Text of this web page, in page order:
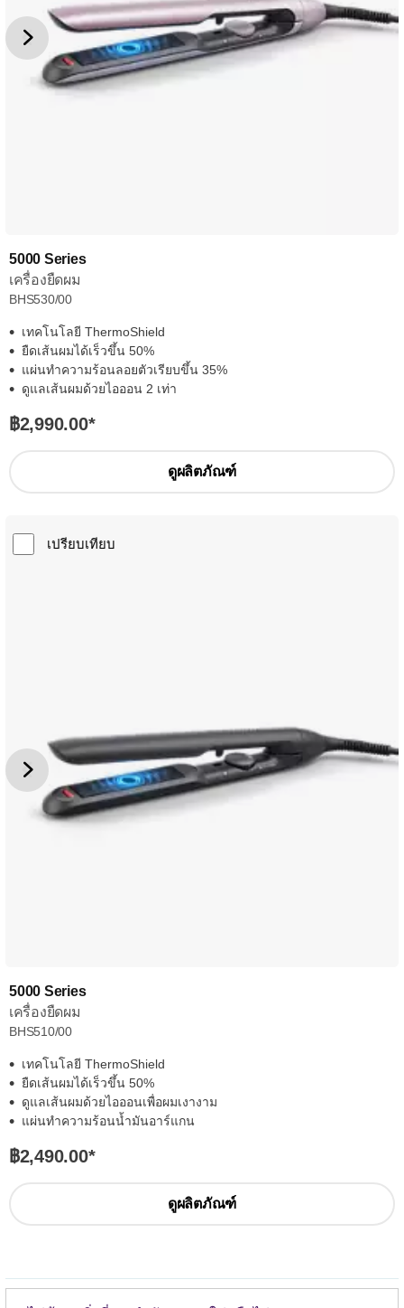
5000 Series
เครื่องยืดผม
BHS530/00
เทคโนโลยี ThermoShield
ยืดเส้นผมได้เร็วขึ้น 50%
แผ่นทำความร้อนลอยตัวเรียบขึ้น 35%
ดูแลเส้นผมด้วยไอออน 2 เท่า
฿2,990.00*
ดูผลิตภัณฑ์
เปรียบเทียบ
5000 Series
เครื่องยืดผม
BHS510/00
เทคโนโลยี ThermoShield
ยืดเส้นผมได้เร็วขึ้น 50%
ดูแลเส้นผมด้วยไอออนเพื่อผมเงางาม
แผ่นทำความร้อนน้ำมันอาร์แกน
฿2,490.00*
ดูผลิตภัณฑ์